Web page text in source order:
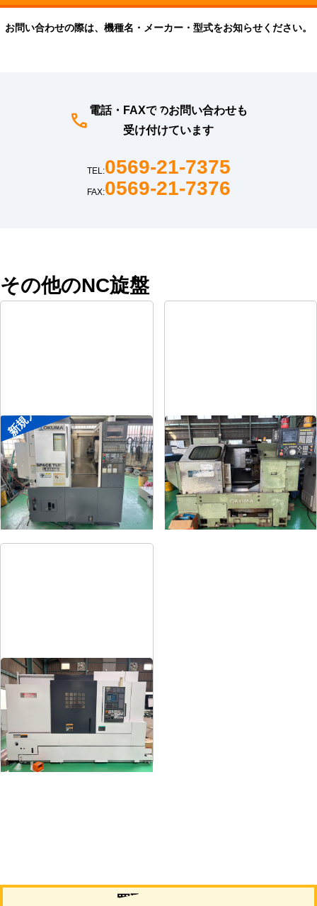
お問い合わせの際は、機種名・メーカー・型式をお知らせください。
電話・FAXでのお問い合わせも
受け付けています
TEL:0569-21-7375
FAX:0569-21-7376
その他のNC旋盤
新規入荷
8″NC旋盤
メーカー オークマ
形 式LB2500EX
年 式
8″NC旋盤
メーカー オークマ
形 式LB-12
年 式1989
12″NC旋盤
森精機
NL3000/700
年 式2006
買取について